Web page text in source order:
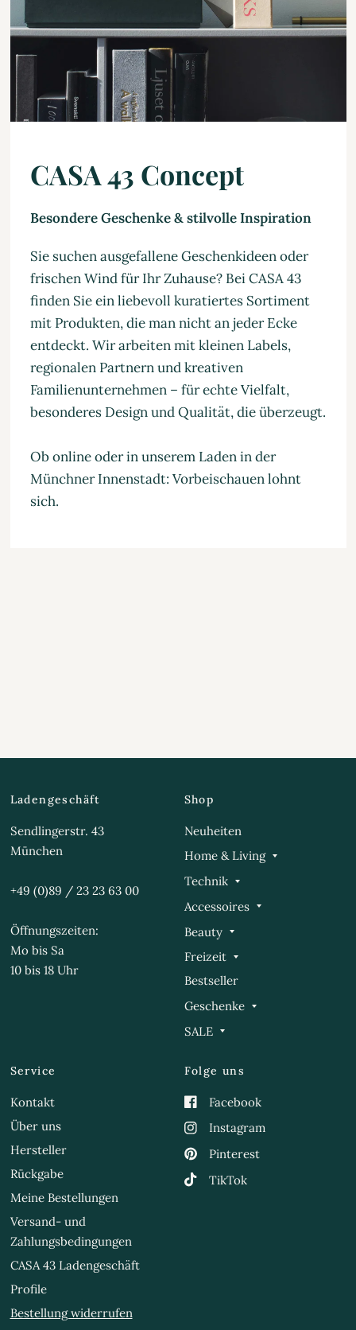
CASA 43 Concept
Besondere Geschenke & stilvolle Inspiration
Sie suchen ausgefallene Geschenkideen oder
frischen Wind für Ihr Zuhause? Bei CASA 43
finden Sie ein liebevoll kuratiertes Sortiment
mit Produkten, die man nicht an jeder Ecke
entdeckt. Wir arbeiten mit kleinen Labels,
regionalen Partnern und kreativen
Familienunternehmen – für echte Vielfalt,
besonderes Design und Qualität, die überzeugt.
Ob online oder in unserem Laden in der
Münchner Innenstadt: Vorbeischauen lohnt
sich.
Ladengeschäft
Sendlingerstr. 43
München
+49 (0)89 / 23 23 63 00
Öffnungszeiten:
Mo bis Sa
10 bis 18 Uhr
Shop
Neuheiten
Home & Living
Technik
Accessoires
Beauty
Freizeit
Bestseller
Geschenke
SALE
Service
Kontakt
Über uns
Hersteller
Rückgabe
Meine Bestellungen
Versand- und
Zahlungsbedingungen
CASA 43 Ladengeschäft
Profile
Bestellung widerrufen
Folge uns
Facebook
Instagram
Pinterest
TikTok